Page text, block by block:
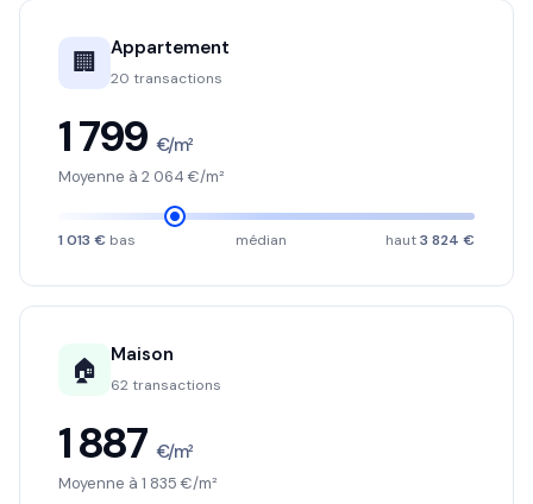
🏢 Appartement
20 transactions
1 799 €/m²
Moyenne à 2 064 €/m²
1 013 € bas médian haut3 824 €
🏠 Maison
62 transactions
1 887 €/m²
Moyenne à 1 835 €/m²